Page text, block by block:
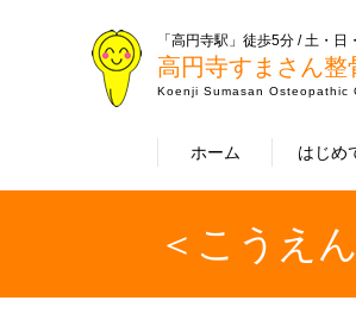
「高円寺駅」徒歩5分 / 土・
高円寺すまさん整
Koenji Sumasan Osteopathic
ホーム はじめ
＜こうえ